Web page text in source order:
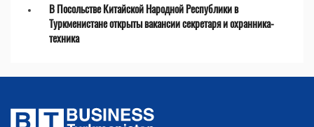
В Посольстве Китайской Народной Республики в
Туркменистане открыты вакансии секретаря и охранника-
техника